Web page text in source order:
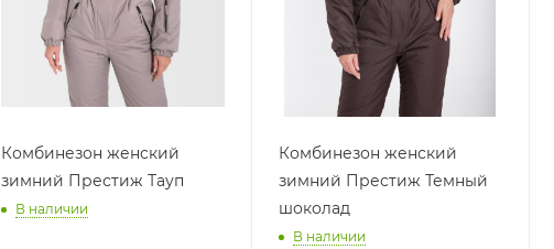
Комбинезон женский
зимний Престиж Тауп
В наличии
Комбинезон женский
зимний Престиж Темный
шоколад
В наличии